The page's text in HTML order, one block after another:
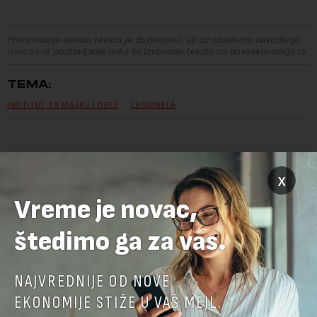
Preuzimanje delova teksta je dozvoljeno, ali uz obavezno navođenje
izvora i uz postavljanje linka ka izvornom tekstu na novaekonomija.rs
TEMA:
INSTITUT ZA MAJKU I DETE LEGIONELA
x
Vreme je novac,
štedimo ga za vas.
NAJVREDNIJE OD NOVE
EKONOMIJE STIŽE U VAŠ MEJL.